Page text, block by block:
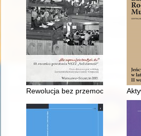
Rewolucja bez przemocy :